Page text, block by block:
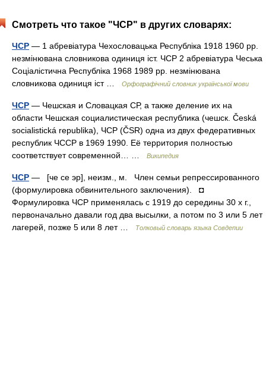
Смотреть что такое "ЧСР" в других словарях:
ЧСР — 1 абревіатура Чехословацька Республіка 1918 1960 рр.
незмінювана словникова одиниця іст. ЧСР 2 абревіатура Чеська
Соціалістична Республіка 1968 1989 рр. незмінювана
словникова одиниця іст …
Орфографічний словник української мови
ЧСР — Чешская и Словацкая СР, а также деление их на
области Чешская социалистическая республика (чешск. Česká
socialistická republika), ЧСР (ČSR) одна из двух федеративных
республик ЧССР в 1969 1990. Её территория полностью
соответствует современной… …
Википедия
ЧСР — [че се эр], неизм., м. Член семьи репрессированного
(формулировка обвинительного заключения). ◘
Формулировка ЧСР применялась с 1919 до середины 30 х г.,
первоначально давали год два высылки, а потом по 3 или 5 лет
лагерей, позже 5 или 8 лет …
Толковый словарь языка Совдепии